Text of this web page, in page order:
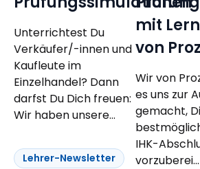
Unterrichtest Du
Verkäufer/-innen und
Kaufleute im
Einzelhandel? Dann
darfst Du Dich freuen:
Wir haben unsere...
Lehrer-Newsletter
mit
von
Wir von
es uns zur
gemacht,
IHK-
vorzuberei...